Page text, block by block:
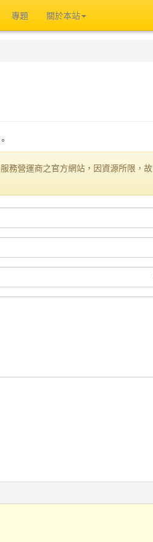
專題 關於本站
務營運商之官方網站，因資源所限，故